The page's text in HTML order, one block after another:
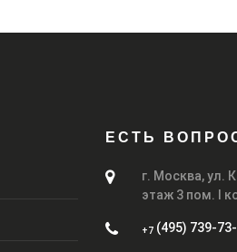
ЕСТЬ
г. Москва, ул.
этаж 3 пом. I
+7(495) 739-